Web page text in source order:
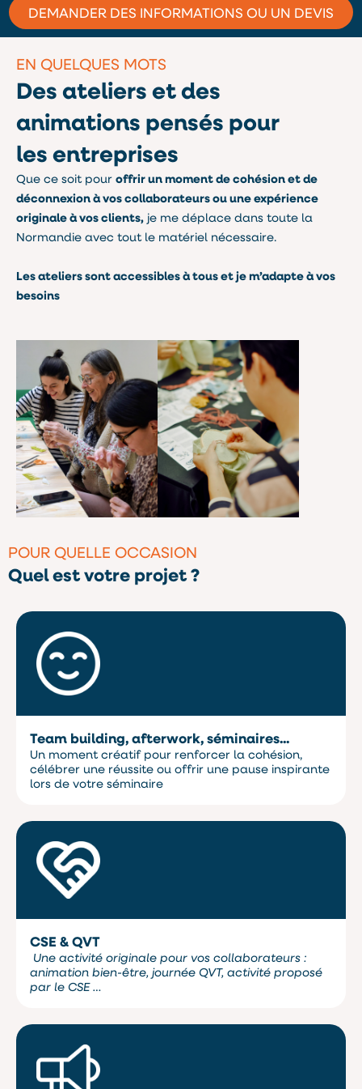
DEMANDER DES INFORMATIONS OU UN DEVIS
EN QUELQUES MOTS
Des ateliers et des
animations pensés pour
les entreprises
Que ce soit pour offrir un moment de cohésion et de
déconnexion à vos collaborateurs ou une expérience
originale à vos clients, je me déplace dans toute la
Normandie avec tout le matériel nécessaire.
Les ateliers sont accessibles à tous et je m’adapte à vos
besoins
POUR QUELLE OCCASION
Quel est votre projet ?
Team building, afterwork, séminaires...
Un moment créatif pour renforcer la cohésion,
célébrer une réussite ou offrir une pause inspirante
lors de votre séminaire
CSE & QVT
Une activité originale pour vos collaborateurs :
animation bien-être, journée QVT, activité proposé
par le CSE …